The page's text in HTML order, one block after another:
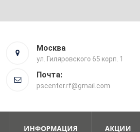
Москва
ул. Гиляровского 65 корп. 1
Почта:
pscenter.rf@gmail.com
ИНФОРМАЦИЯ АКЦИИ